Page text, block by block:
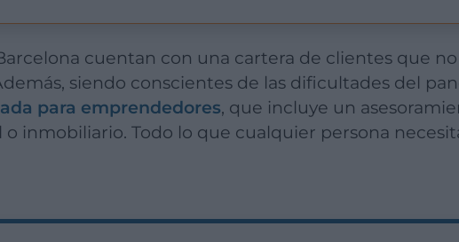
siendo conscientes de las dificultades del
para emprendedores, que incluye un
inmobiliario. Todo lo que cualquier persona